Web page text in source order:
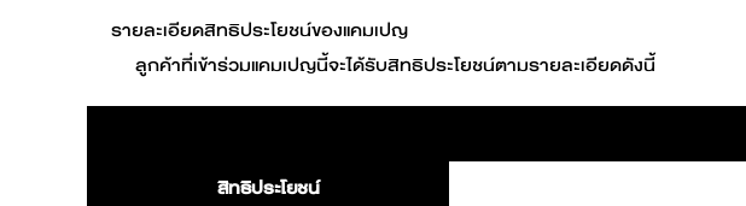
รายละเอียดสิทธิประโยชน์ของแคมเปญ
ลูกค้าที่เข้าร่วมแคมเปญนี้จะได้รับสิทธิประโยชน์ตามรายละเอียดดังนี้
สิทธิประโยชน์